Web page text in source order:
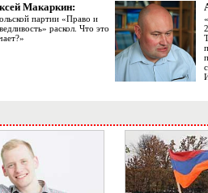
Макаркин:
партии «Право и
раскол. Что это